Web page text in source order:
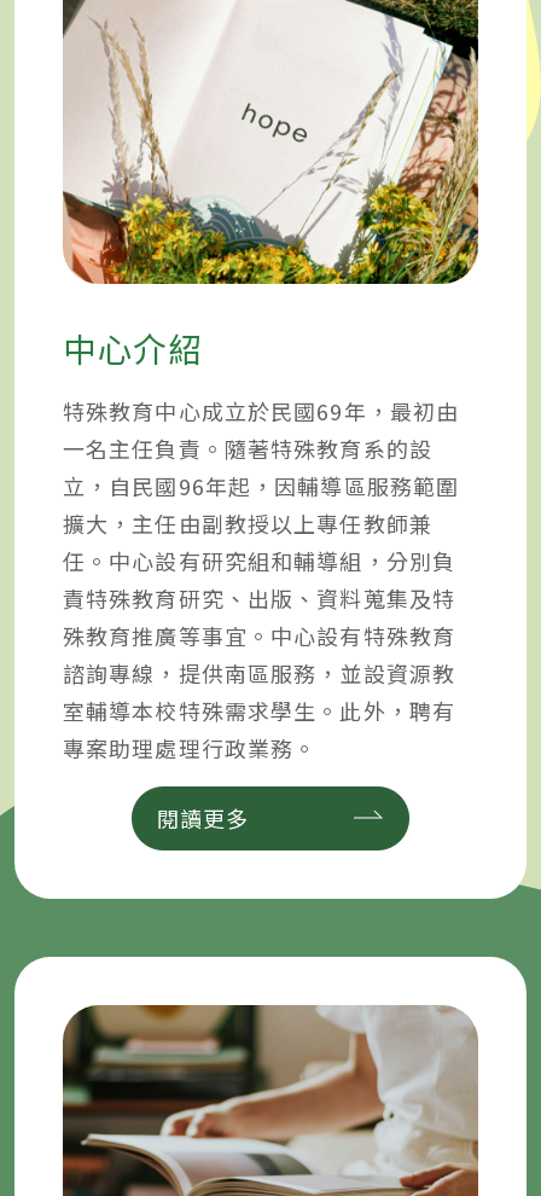
中心介紹
特殊教育中心成立於民國69年，最初由
一名主任負責。隨著特殊教育系的設
立，自民國96年起，因輔導區服務範圍
擴大，主任由副教授以上專任教師兼
任。中心設有研究組和輔導組，分別負
責特殊教育研究、出版、資料蒐集及特
殊教育推廣等事宜。中心設有特殊教育
諮詢專線，提供南區服務，並設資源教
室輔導本校特殊需求學生。此外，聘有
專案助理處理行政業務。
閱讀更多